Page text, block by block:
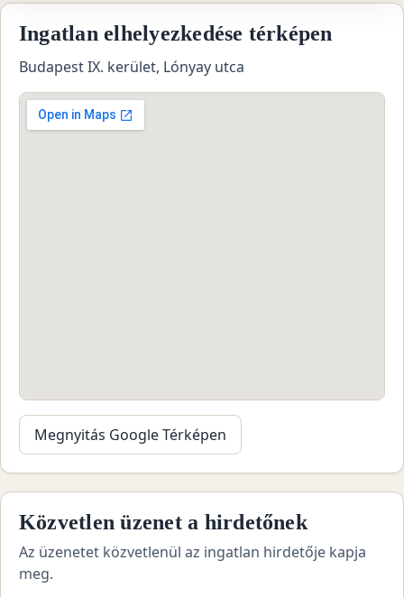
Ingatlan elhelyezkedése térképen
Budapest IX. kerület, Lónyay utca
Megnyitás Google Térképen
Közvetlen üzenet a hirdetőnek
Az üzenetet közvetlenül az ingatlan hirdetője kapja
meg.